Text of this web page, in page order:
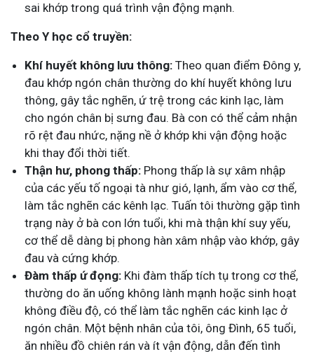
sai khớp trong quá trình vận động mạnh.
Theo Y học cổ truyền:
Khí huyết không lưu thông: Theo quan điểm Đông y,
đau khớp ngón chân thường do khí huyết không lưu
thông, gây tắc nghẽn, ứ trệ trong các kinh lạc, làm
cho ngón chân bị sưng đau. Bà con có thể cảm nhận
rõ rệt đau nhức, nặng nề ở khớp khi vận động hoặc
khi thay đổi thời tiết.
Thận hư, phong thấp: Phong thấp là sự xâm nhập
của các yếu tố ngoại tà như gió, lạnh, ẩm vào cơ thể,
làm tắc nghẽn các kênh lạc. Tuấn tôi thường gặp tình
trạng này ở bà con lớn tuổi, khi mà thận khí suy yếu,
cơ thể dễ dàng bị phong hàn xâm nhập vào khớp, gây
đau và cứng khớp.
Đàm thấp ứ đọng: Khi đàm thấp tích tụ trong cơ thể,
thường do ăn uống không lành mạnh hoặc sinh hoạt
không điều độ, có thể làm tắc nghẽn các kinh lạc ở
ngón chân. Một bệnh nhân của tôi, ông Đình, 65 tuổi,
ăn nhiều đồ chiên rán và ít vận động, dẫn đến tình